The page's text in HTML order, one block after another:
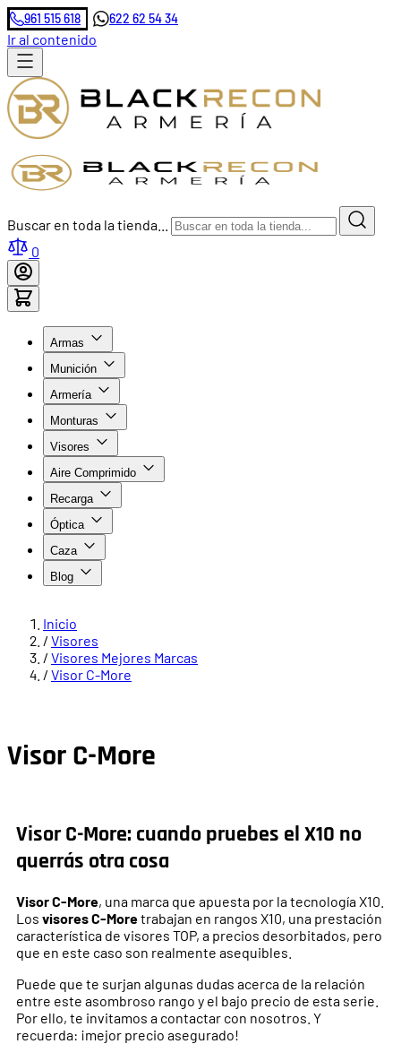
961 515 618 622 62 54 34
Ir al contenido
Buscar en toda la tienda...
0
Armas
Munición
Armería
Monturas
Visores
Aire Comprimido
Recarga
Óptica
Caza
Blog
Inicio
/ Visores
/ Visores Mejores Marcas
/ Visor C-More
Visor C-More
Visor C-More: cuando pruebes el X10 no
querrás otra cosa
Visor C-More, una marca que apuesta por la tecnología X10.
Los visores C-Moretrabajan en rangos X10, una prestación
característica de visores TOP, a precios desorbitados, pero
que en este caso son realmente asequibles.
Puede que te surjan algunas dudas acerca de la relación
entre este asombroso rango y el bajo precio de esta serie.
Por ello, te invitamos a contactar con nosotros. Y
recuerda: ¡mejor precio asegurado!